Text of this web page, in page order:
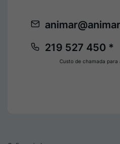
219 527 450 *
Custo de chamada para